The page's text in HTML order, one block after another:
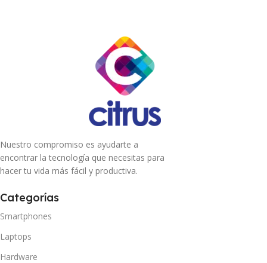
Nuestro compromiso es ayudarte a
encontrar la tecnología que necesitas para
hacer tu vida más fácil y productiva.
Categorías
Smartphones
Laptops
Hardware